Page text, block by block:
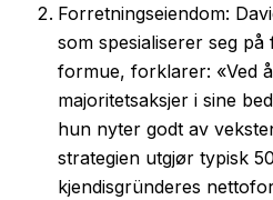
Forretningseiendom:
som spesialiserer seg
formue, forklarer: «Ved
majoritetsaksjer i sine
hun nyter godt av
strategien utgjør typisk
kjendisgründeres